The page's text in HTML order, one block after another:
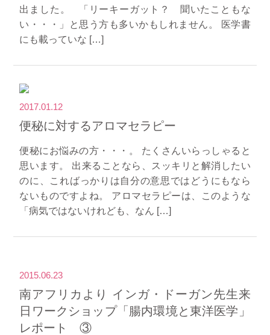
出ました。 「リーキーガット？ 聞いたこともな
い・・・」と思う方も多いかもしれません。 医学書
にも載っていな […]
2017.01.12
便秘に対するアロマセラピー
便秘にお悩みの方・・・。 たくさんいらっしゃると
思います。 出来ることなら、スッキリと解消したい
のに、こればっかりは自分の意思ではどうにもなら
ないものですよね。 アロマセラピーは、このような
「病気ではないけれども、なん […]
2015.06.23
南アフリカより インガ・ドーガン先生来
日ワークショップ「腸内環境と東洋医学」
レポート ③